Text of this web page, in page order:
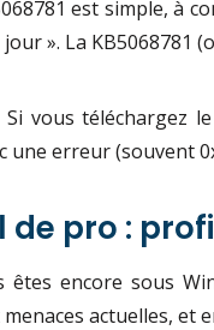
est simple, à
». La
vous téléchargez
une erreur (souvent
de pro :
encore sous
actuelles, et